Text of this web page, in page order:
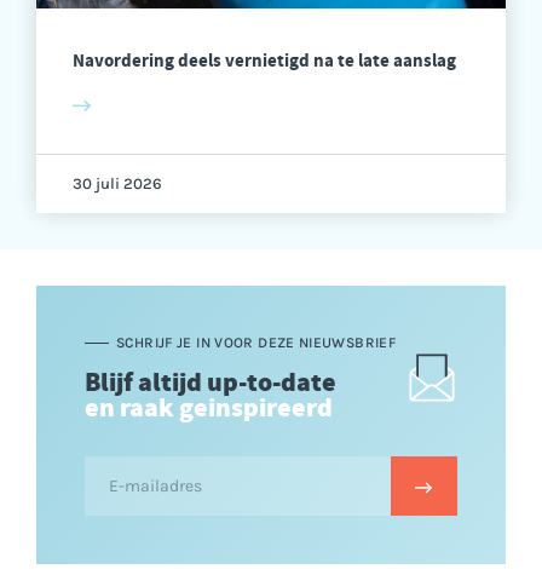
Navordering deels vernietigd na te late aanslag
30 juli 2026
SCHRIJF JE IN VOOR DEZE NIEUWSBRIEF
Blijf altijd up-to-date
en raak geinspireerd